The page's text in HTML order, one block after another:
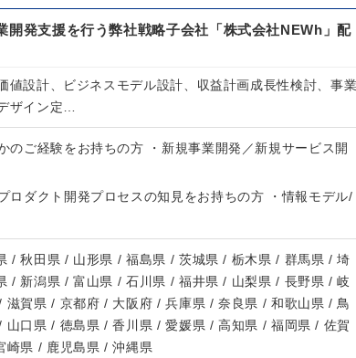
発支援を行う弊社戦略子会社「株式会社NEWh」配
値設計、ビジネスモデル設計、収益計画成長性検討、事
ザイン定…
のご経験をお持ちの方 ・新規事業開発／新規サービス開
ロダクト開発プロセスの知見をお持ちの方 ・情報モデル/
/ 秋田県 / 山形県 / 福島県 / 茨城県 / 栃木県 / 群馬県 / 埼
/ 新潟県 / 富山県 / 石川県 / 福井県 / 山梨県 / 長野県 / 岐
賀県 / 京都府 / 大阪府 / 兵庫県 / 奈良県 / 和歌山県 / 鳥
口県 / 徳島県 / 香川県 / 愛媛県 / 高知県 / 福岡県 / 佐賀
崎県 / 鹿児島県 / 沖縄県